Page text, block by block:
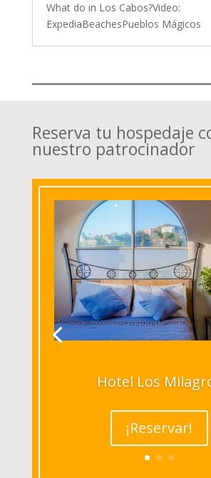
What do in Los Cabos?Video:
ExpediaBeachesPueblos Mágicos
Reserva tu hospedaje
nuestro patrocinador
Hotel Los
¡Reservar!